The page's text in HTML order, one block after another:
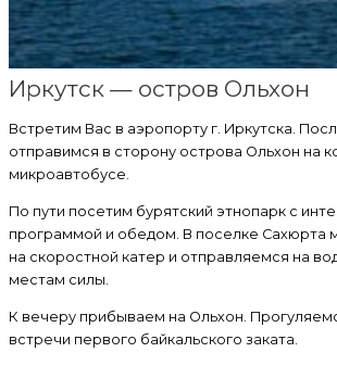
Иркутск — остров Ольхон
Встретим Вас в аэропорту г. Иркутска.
отправимся в сторону острова Ольхон на
микроавтобусе.
По пути посетим бурятский этнопарк с
программой и обедом. В поселке Сахюрта
на скоростной катер и отправляемся на
местам силы.
К вечеру прибываем на Ольхон.
встречи первого байкальского заката.